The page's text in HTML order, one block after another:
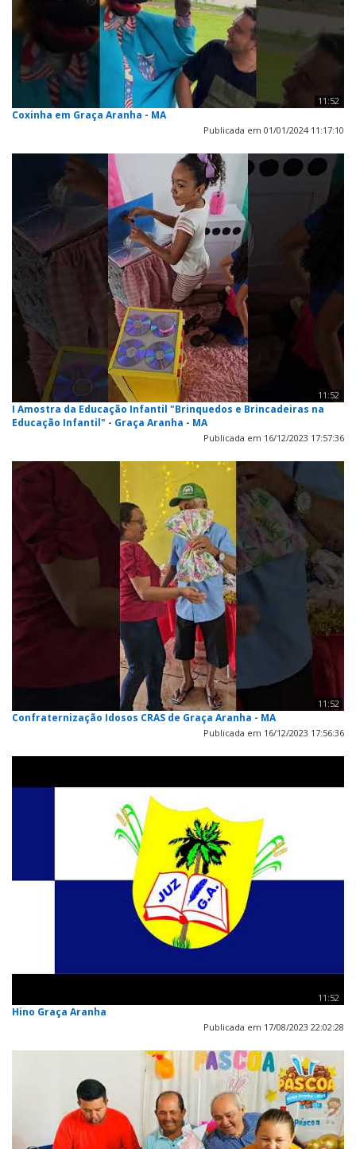
11:52
Coxinha em Graça Aranha - MA
Publicada em 01/01/2024 11:17:10
11:52
I Amostra da Educação Infantil "Brinquedos e Brincadeiras na
Educação Infantil" - Graça Aranha - MA
Publicada em 16/12/2023 17:57:36
11:52
Confraternização Idosos CRAS de Graça Aranha - MA
Publicada em 16/12/2023 17:56:36
11:52
Hino Graça Aranha
Publicada em 17/08/2023 22:02:28